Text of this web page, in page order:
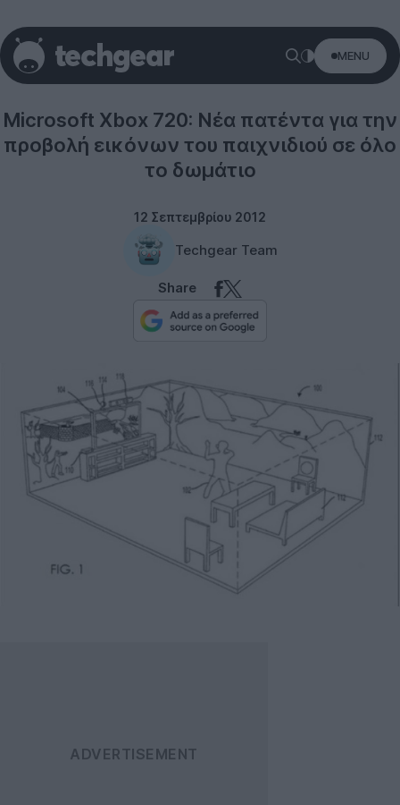
MENU
Microsoft Xbox 720: Νέα πατέντα για την
προβολή εικόνων του παιχνιδιού σε όλο
το δωμάτιο
12 Σεπτεμβρίου 2012
Techgear Team
Share